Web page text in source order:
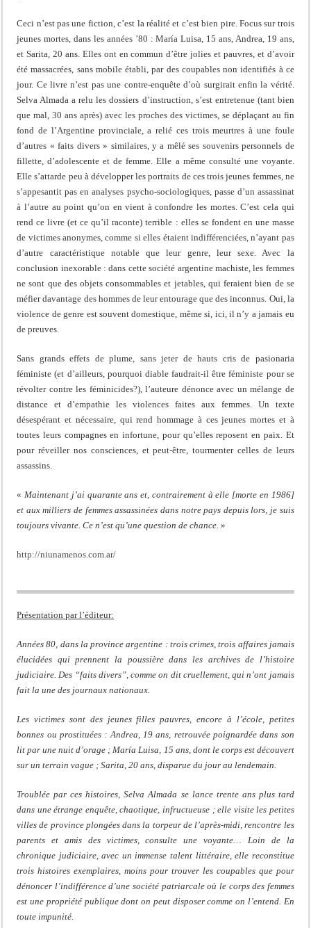
Ceci n’est pas une fiction, c’est la réalité et c’est bien pire. Focus sur trois
jeunes mortes, dans les années ’80 : María Luisa, 15 ans, Andrea, 19 ans,
et Sarita, 20 ans. Elles ont en commun d’être jolies et pauvres, et d’avoir
été massacrées, sans mobile établi, par des coupables non identifiés à ce
jour. Ce livre n’est pas une contre-enquête d’où surgirait enfin la vérité.
Selva Almada a relu les dossiers d’instruction, s’est entretenue (tant bien
que mal, 30 ans après) avec les proches des victimes, se déplaçant au fin
fond de l’Argentine provinciale, a relié ces trois meurtres à une foule
d’autres « faits divers » similaires, y a mêlé ses souvenirs personnels de
fillette, d’adolescente et de femme. Elle a même consulté une voyante.
Elle s’attarde peu à développer les portraits de ces trois jeunes femmes, ne
s’appesantit pas en analyses psycho-sociologiques, passe d’un assassinat
à l’autre au point qu’on en vient à confondre les mortes. C’est cela qui
rend ce livre (et ce qu’il raconte) terrible : elles se fondent en une masse
de victimes anonymes, comme si elles étaient indifférenciées, n’ayant pas
d’autre caractéristique notable que leur genre, leur sexe. Avec la
conclusion inexorable : dans cette société argentine machiste, les femmes
ne sont que des objets consommables et jetables, qui feraient bien de se
méfier davantage des hommes de leur entourage que des inconnus. Oui, la
violence de genre est souvent domestique, même si, ici, il n’y a jamais eu
de preuves.
Sans grands effets de plume, sans jeter de hauts cris de pasionaria
féministe (et d’ailleurs, pourquoi diable faudrait-il être féministe pour se
révolter contre les féminicides?), l’auteure dénonce avec un mélange de
distance et d’empathie les violences faites aux femmes. Un texte
désespérant et nécessaire, qui rend hommage à ces jeunes mortes et à
toutes leurs compagnes en infortune, pour qu’elles reposent en paix. Et
pour réveiller nos consciences, et peut-être, tourmenter celles de leurs
assassins.
«Maintenant j’ai quarante ans et, contrairement à elle [morte en 1986]
et aux milliers de femmes assassinées dans notre pays depuis lors, je suis
toujours vivante. Ce n’est qu’une question de chance.»
http://niunamenos.com.ar/
Présentation par l’éditeur:
Années 80, dans la province argentine : trois crimes, trois affaires jamais
élucidées qui prennent la poussière dans les archives de l’histoire
judiciaire. Des “faits divers”, comme on dit cruellement, qui n’ont jamais
fait la une des journaux nationaux.
Les victimes sont des jeunes filles pauvres, encore à l’école, petites
bonnes ou prostituées : Andrea, 19 ans, retrouvée poignardée dans son
lit par une nuit d’orage ; María Luisa, 15 ans, dont le corps est découvert
sur un terrain vague ; Sarita, 20 ans, disparue du jour au lendemain.
Troublée par ces histoires, Selva Almada se lance trente ans plus tard
dans une étrange enquête, chaotique, infructueuse ; elle visite les petites
villes de province plongées dans la torpeur de l’après-midi, rencontre les
parents et amis des victimes, consulte une voyante… Loin de la
chronique judiciaire, avec un immense talent littéraire, elle reconstitue
trois histoires exemplaires, moins pour trouver les coupables que pour
dénoncer l’indifférence d’une société patriarcale où le corps des femmes
est une propriété publique dont on peut disposer comme on l’entend. En
toute impunité.